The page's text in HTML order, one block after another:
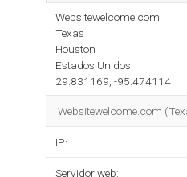
Websitewelcome.com
Texas
Houston
Estados Unidos
29.831169, -95.474114
Websitewelcome.com
IP:
Servidor web: